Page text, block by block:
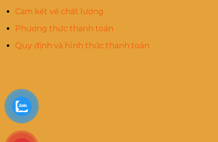
Cam kết về chất lượng
Phương thức thanh toán
Quy định và hình thức thanh toán